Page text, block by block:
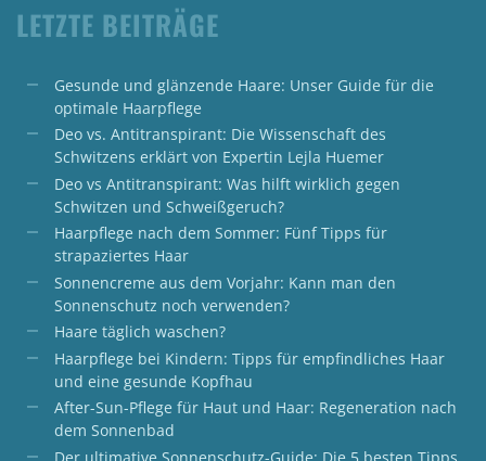
LETZTE BEITRÄGE
Gesunde und glänzende Haare: Unser Guide für die
optimale Haarpflege
Deo vs. Antitranspirant: Die Wissenschaft des
Schwitzens erklärt von Expertin Lejla Huemer
Deo vs Antitranspirant: Was hilft wirklich gegen
Schwitzen und Schweißgeruch?
Haarpflege nach dem Sommer: Fünf Tipps für
strapaziertes Haar
Sonnencreme aus dem Vorjahr: Kann man den
Sonnenschutz noch verwenden?
Haare täglich waschen?
Haarpflege bei Kindern: Tipps für empfindliches Haar
und eine gesunde Kopfhau
After-Sun-Pflege für Haut und Haar: Regeneration nach
dem Sonnenbad
Der ultimative Sonnenschutz-Guide: Die 5 besten Tipps